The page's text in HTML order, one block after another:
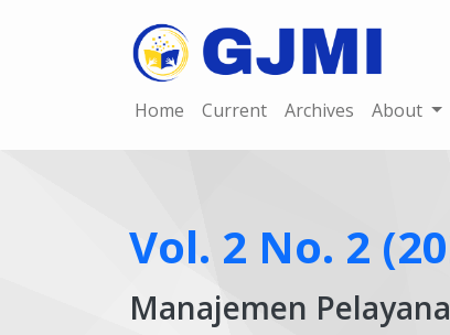
Home Current Archives About
Vol. 2 No. 2
Manajemen